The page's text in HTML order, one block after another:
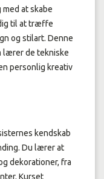
at skabe
til at træffe
og stilart. Denne
lærer de tekniske
personlig kreativ
kendskab
Du lærer at
dekorationer, fra
Kurset